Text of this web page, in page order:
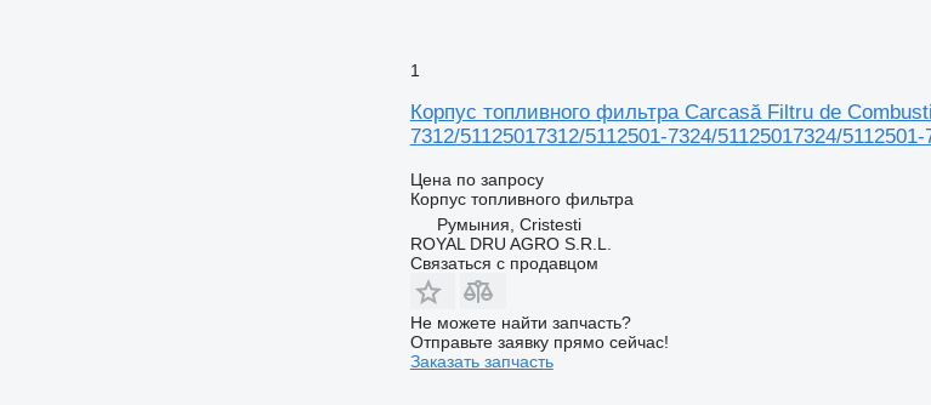
1
Корпус топливного фильтра Carcasă Filtru de
7312/51125017312/5112501-7324/51125017324/
Цена по запросу
Корпус топливного фильтра
Румыния, Cristesti
ROYAL DRU AGRO S.R.L.
Связаться с продавцом
Не можете найти запчасть?
Отправьте заявку прямо сейчас!
Заказать запчасть